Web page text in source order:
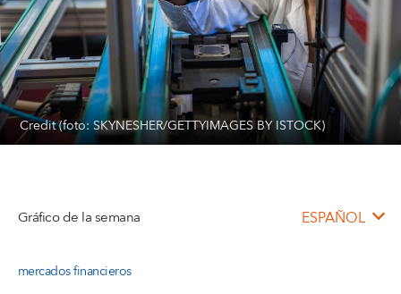
Credit (foto: SKYNESHER/GETTYIMAGES BY ISTOCK)
Gráfico de la semana ESPAÑOL
mercados financieros